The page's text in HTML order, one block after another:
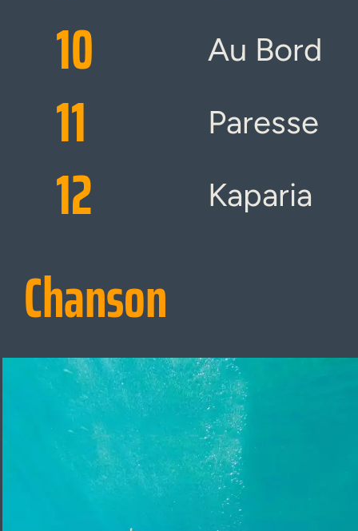
10 Au Bord
11 Paresse
12 Kaparia
Chanson